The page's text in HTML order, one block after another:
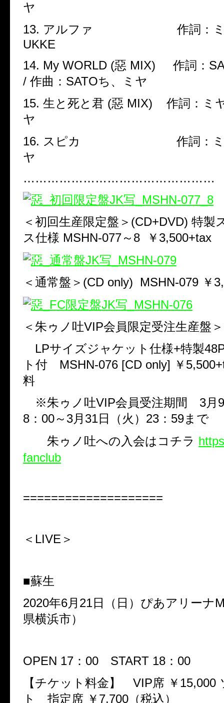
ヤ
13. アルファ 作詞：ミ
UKKE
14. My WORLD (惡 MIX) 作詞：
/ 作曲： SATOち、ミヤ
15. 生と死と君 (惡 MIX) 作詞：ミ
ヤ
16. スピカ 作詞：ミ
ヤ
…………………………………………
＜初回生産限定盤＞ (CD+DVD) 特製
ス仕様 MSHN-077～ 8 ￥ 3,500+tax
＜通常盤＞ (CD only) MSHN-079 ￥
＜朱ゥノ吐VIP会員限定受注生産盤＞
LPサイズジャケット仕様+特製
ト付 MSHN-076 [CD only] ￥
料
※朱ゥノ吐VIP会員受注期間 3月 9
8 ： 00～ 3月 31日（火） 23 ： 59まで
朱ゥノ吐への入会はコチラ
fanclub
====================
＜LIVE ＞
■蘇生
2020年6月 21日（日）ぴあアリーナ
県横浜市）
OPEN 17 ： 00 START 18 ： 00
【チケット料金】 VIP席 ￥ 15,000
ト 指定席 ￥ 7,700 （税込）